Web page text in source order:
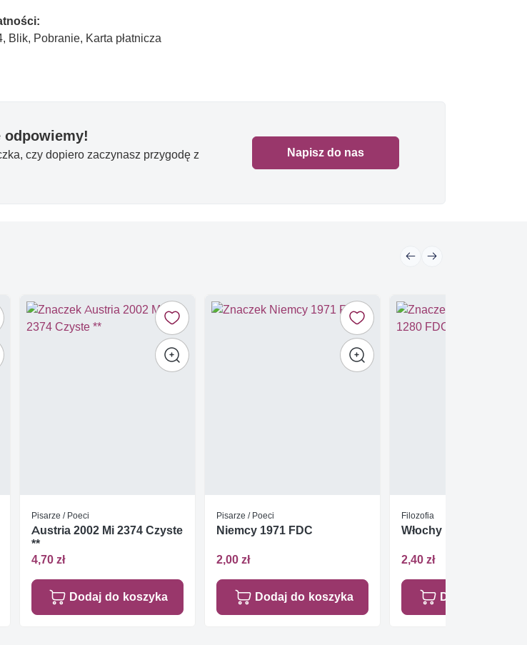
Blik, Pobranie, Karta płatnicza
odpowiemy!
czy dopiero zaczynasz przygodę z
Napisz do nas
Pisarze / Poeci
Austria 2002 Mi 2374 Czyste
**
4,70 zł
Dodaj do koszyka
Pisarze / Poeci
Niemcy 1971 FDC
2,00 zł
Dodaj do koszyka
Filozofia
Włochy 1968 Mi 1280
2,40 zł
Dodaj do